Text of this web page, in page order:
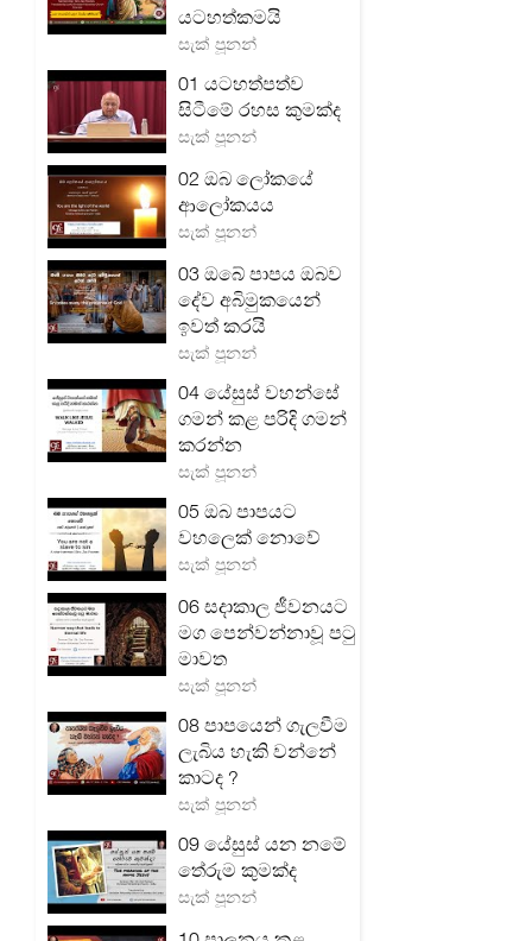
යටහත්කමයි
සැක් පූනන්
01 යටහත්පත්ව
සිටීමේ රහස කුමක්ද
සැක් පූනන්
02 ඔබ ලෝකයේ
ආලෝකයය
සැක් පූනන්
03 ඔබේ පාපය ඔබව
දේව අබිමුකයෙන්
ඉවත් කරයි
සැක් පූනන්
04 යේසුස් වහන්සේ
ගමන් කළ පරිදි ගමන්
කරන්න
සැක් පූනන්
05 ඔබ පාපයට
වහලෙක් නොවේ
සැක් පූනන්
06 සදාකාල ජීවනයට
මග පෙන්වන්නාවූ පටු
මාවත
සැක් පූනන්
08 පාපයෙන් ගැලවීම
ලැබිය හැකි වන්නේ
කාටද ?
සැක් පූනන්
09 යේසුස් යන නමේ
තේරුම කුමක්ද
සැක් පූනන්